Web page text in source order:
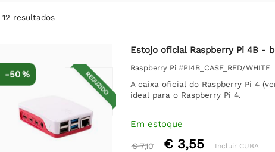
12 resultados
REDUZIDO
-50 %
Estojo oficial Raspberry Pi 4B -
Raspberry Pi #PI4B_CASE_RED/WHITE
A caixa oficial do Raspberry Pi 4
ideal para o Raspberry Pi 4.
Em estoque
€ 7,10 € 3,55 Incluir CUBA